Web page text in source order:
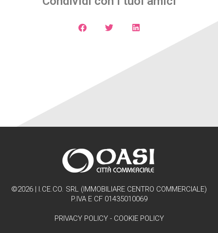
©2026 | I.CE.CO. SRL (IMMOBILIARE CENTRO COMMERCIALE)
P.IVA E CF 01435010069
PRIVACY POLICY- COOKIE POLICY